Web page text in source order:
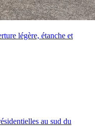
légère, étanche et
au sud du